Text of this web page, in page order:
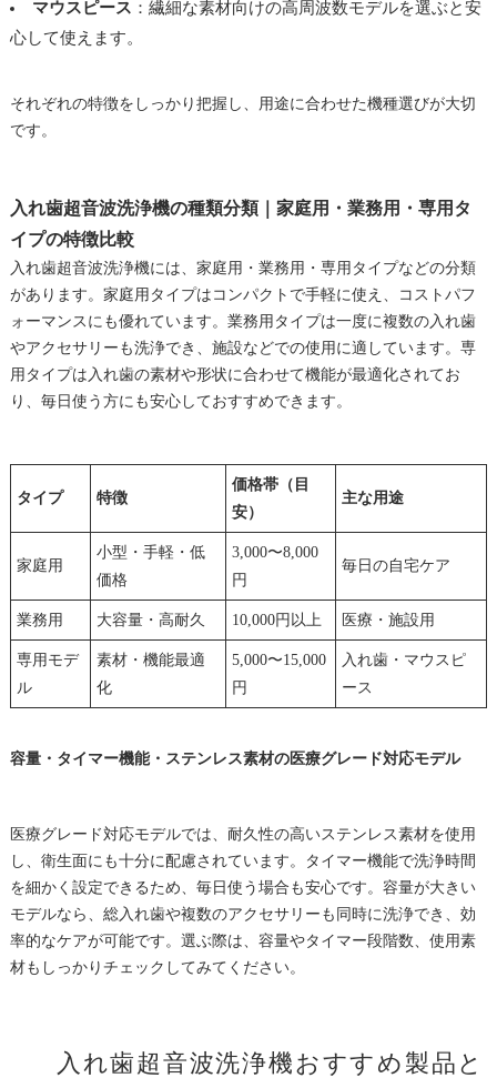
マウスピース ：繊細な素材向けの高周波数モデルを選ぶと安
心して使えます。
それぞれの特徴をしっかり把握し、用途に合わせた機種選びが大切
です。
入れ歯超音波洗浄機の種類分類｜家庭用・業務用・専用タ
イプの特徴比較
入れ歯超音波洗浄機には、家庭用・業務用・専用タイプなどの分類
があります。家庭用タイプはコンパクトで手軽に使え、コストパフ
ォーマンスにも優れています。業務用タイプは一度に複数の入れ歯
やアクセサリーも洗浄でき、施設などでの使用に適しています。専
用タイプは入れ歯の素材や形状に合わせて機能が最適化されてお
り、毎日使う方にも安心しておすすめできます。
タイプ 特徴
価格帯（目
安）
主な用途
家庭用
小型・手軽・低
価格
3,000〜8,000
円
毎日の自宅ケア
業務用 大容量・高耐久 10,000円以上 医療・施設用
専用モデ
ル
素材・機能最適
化
5,000〜15,000
円
入れ歯・マウスピ
ース
容量・タイマー機能・ステンレス素材の医療グレード対応モデル
医療グレード対応モデルでは、耐久性の高いステンレス素材を使用
し、衛生面にも十分に配慮されています。タイマー機能で洗浄時間
を細かく設定できるため、毎日使う場合も安心です。容量が大きい
モデルなら、総入れ歯や複数のアクセサリーも同時に洗浄でき、効
率的なケアが可能です。選ぶ際は、容量やタイマー段階数、使用素
材もしっかりチェックしてみてください。
入れ歯超音波洗浄機おすすめ製品と